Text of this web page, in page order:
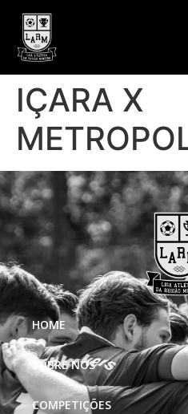
IÇARA X
HOME
SOBRE NÓS
COMPETIÇÕES